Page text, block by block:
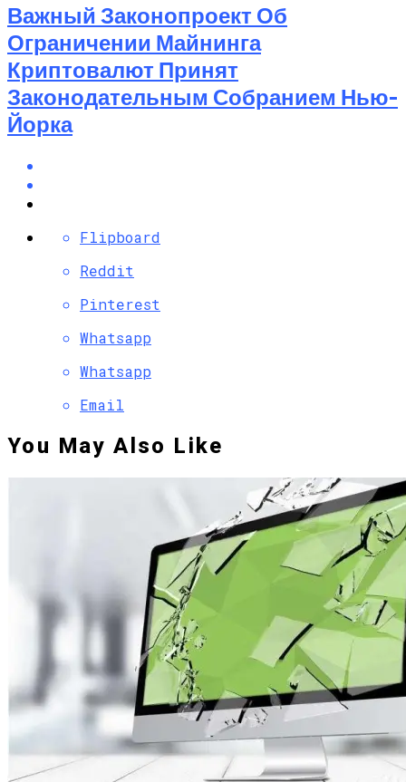
Важный Законопроект Об
Ограничении Майнинга
Криптовалют Принят
Законодательным Собранием Нью-
Йорка
Flipboard
Reddit
Pinterest
Whatsapp
Whatsapp
Email
You May Also Like